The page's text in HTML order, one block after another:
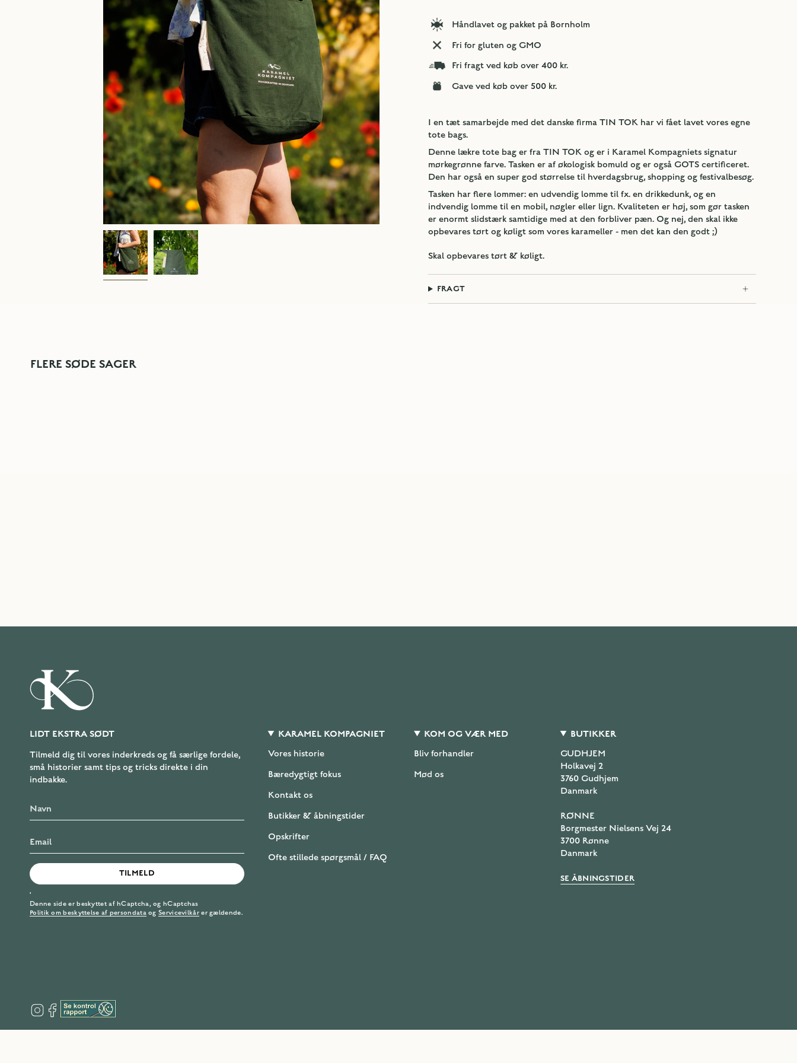
Håndlavet og pakket på Bornholm
Fri for gluten og GMO
Fri fragt ved køb over 400 kr.
Gave ved køb over 500 kr.
I en tæt samarbejde med det danske firma TIN TOK har vi fået lavet vores egne
tote bags.
Denne lækre tote bag er fra TIN TOK og er i Karamel Kompagniets signatur
mørkegrønne farve. Tasken er af økologisk bomuld og er også GOTS certificeret.
Den har også en super god størrelse til hverdagsbrug, shopping og festivalbesøg.
Tasken har flere lommer: en udvendig lomme til fx. en drikkedunk, og en
indvendig lomme til en mobil, nøgler eller lign. Kvaliteten er høj, som gør tasken
er enormt slidstærk samtidige med at den forbliver pæn. Og nej, den skal ikke
opbevares tørt og køligt som vores karameller - men det kan den godt ;)
Skal opbevares tørt & køligt.
FRAGT
FLERE SØDE SAGER
LIDT EKSTRA SØDT
Tilmeld dig til vores inderkreds og få særlige fordele,
små historier samt tips og tricks direkte i din
indbakke.
TILMELD
'
Denne side er beskyttet af hCaptcha, og hCaptchas
Politik om beskyttelse af persondataogServicevilkårer gældende.
KARAMEL KOMPAGNIET
Vores historie
Bæredygtigt fokus
Kontakt os
Butikker & åbningstider
Opskrifter
Ofte stillede spørgsmål / FAQ
KOM OG VÆR MED
Bliv forhandler
Mød os
BUTIKKER
GUDHJEM
Holkavej 2
3760 Gudhjem
Danmark
RØNNE
Borgmester Nielsens Vej 24
3700 Rønne
Danmark
SE ÅBNINGSTIDER
s
F
a
c